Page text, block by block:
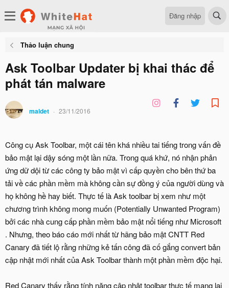
Đăng nhập
Thảo luận chung
Ask Toolbar Updater bị khai thác để
phát tán malware
maldet 23/11/2016
Công cụ Ask Toolbar, một cái tên khá nhiều tai tiếng trong vấn đề
bảo mật lại dậy sóng một lần nữa. Trong quá khứ, nó nhận phản
ứng dữ dội từ các công ty bảo mật vì cấp quyền cho bên thứ ba
tải về các phần mềm mà không cần sự đồng ý của người dùng và
họ không hề hay biết. Thực tế là Ask toolbar bị xem như một
chương trình không mong muốn (Potentially Unwanted Program)
bởi các nhà cung cấp phần mềm bảo mật nổi tiếng như Microsoft
. Nhưng, theo báo cáo mới nhất từ hãng bảo mật CNTT Red
Canary đã tiết lộ rằng những kẻ tấn công đã cố gắng convert bản
cập nhật mới nhất của Ask Toolbar thành một phần mềm độc hại.
Red Canary thấy rằng tính năng cập nhật toolbar thực tế mang lại